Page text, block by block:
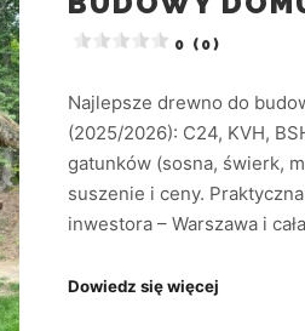
0 (0)
Najlepsze drewno do
(2025/2026): C24, KVH,
gatunków (sosna, świerk,
suszenie i ceny.
inwestora – Warszawa i
Dowiedz się więcej